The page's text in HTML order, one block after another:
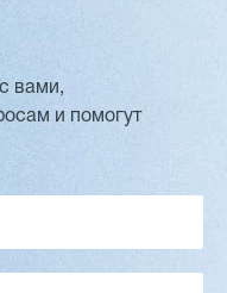
вами,
и помогут